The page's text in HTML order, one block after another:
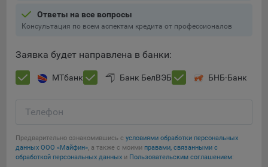
При этом, некоторые браузеры позволяют посещать
интернет-сайты в режиме «Инкогнито», чтобы ограничить
автоматически удалять сессионные файлы cookie. Кроме
того, субъект персональных данных может удалить ранее
сохраненные файлов cookie выбрав соответствующую
Подробнее о параметрах управления можно ознакомиться,
соответствующие страницы сайтов основных браузеров:
Firefox
Сохранить по умолчанию
Ответы на все вопросы
Консультация по всем аспектам кредита от профессионалов
Заявка будет направлена в банки:
МТбанк Банк БелВЭБ БНБ-Банк
Телефон
Предварительно ознакомившись с условиями обработки персональных
данных ООО «Майфин», а также с моими правами, связанными с
обработкой персональных данных и Пользовательским соглашением: